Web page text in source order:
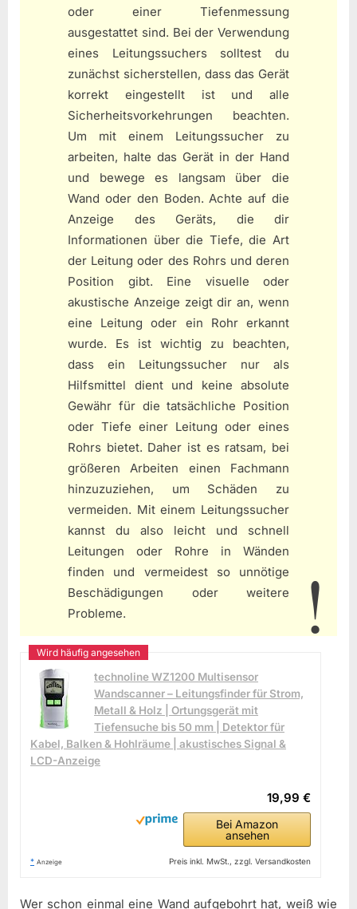
oder einer Tiefenmessung
ausgestattet sind. Bei der Verwendung
eines Leitungssuchers solltest du
zunächst sicherstellen, dass das Gerät
korrekt eingestellt ist und alle
Sicherheitsvorkehrungen beachten.
Um mit einem Leitungssucher zu
arbeiten, halte das Gerät in der Hand
und bewege es langsam über die
Wand oder den Boden. Achte auf die
Anzeige des Geräts, die dir
Informationen über die Tiefe, die Art
der Leitung oder des Rohrs und deren
Position gibt. Eine visuelle oder
akustische Anzeige zeigt dir an, wenn
eine Leitung oder ein Rohr erkannt
wurde. Es ist wichtig zu beachten,
dass ein Leitungssucher nur als
Hilfsmittel dient und keine absolute
Gewähr für die tatsächliche Position
oder Tiefe einer Leitung oder eines
Rohrs bietet. Daher ist es ratsam, bei
größeren Arbeiten einen Fachmann
hinzuzuziehen, um Schäden zu
vermeiden. Mit einem Leitungssucher
kannst du also leicht und schnell
Leitungen oder Rohre in Wänden
finden und vermeidest so unnötige
Beschädigungen oder weitere
Probleme.
technoline WZ1200 Multisensor
Wandscanner – Leitungsfinder für Strom,
Metall & Holz | Ortungsgerät mit
Tiefensuche bis 50 mm | Detektor für
Kabel, Balken & Hohlräume | akustisches Signal &
LCD-Anzeige
19,99 €
Bei Amazon
ansehen
* Anzeige Preis inkl. MwSt., zzgl. Versandkosten
Wer schon einmal eine Wand aufgebohrt hat, weiß wie